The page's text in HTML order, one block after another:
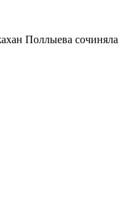
Поллыева сочиняла